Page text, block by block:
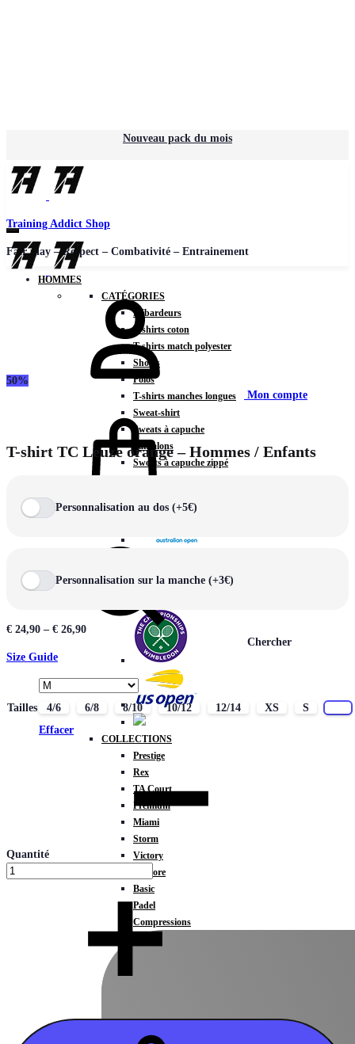
Nouveau pack du mois
Training Addict Shop
Fair play – Respect – Combativité – Entrainement
HOMMES
CATÉGORIES
Débardeurs
T-shirts coton
T-shirts match polyester
Shorts
Polos
T-shirts manches longues
Sweat-shirt
Sweats à capuche
Pantalons
Sweats à capuche zippé
COLLECTIONS
Prestige
Rex
TA Court
Premium
Miami
Storm
Victory
Météore
Basic
Padel
Compressions
Mon compte
Chercher
50%
T-shirt TC Leuze orange – Hommes / Enfants
Personnalisation au dos (+5€)
Personnalisation sur la manche (+3€)
€ 24,90 – € 26,90
Size Guide
Tailles 4/6 6/8 8/10 10/12 12/14 XS S
Effacer
Quantité